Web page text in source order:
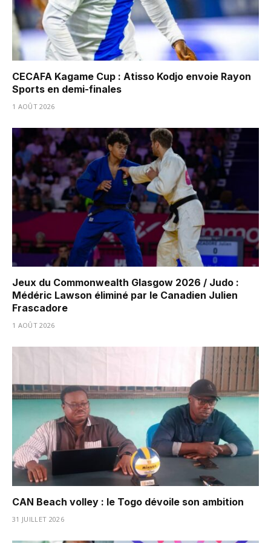
CECAFA Kagame Cup : Atisso Kodjo envoie Rayon
Sports en demi-finales
1 AOÛT 2026
Jeux du Commonwealth Glasgow 2026 / Judo :
Médéric Lawson éliminé par le Canadien Julien
Frascadore
1 AOÛT 2026
CAN Beach volley : le Togo dévoile son ambition
31 JUILLET 2026